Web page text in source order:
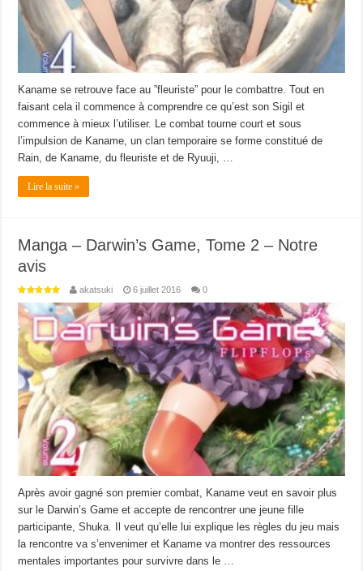
Kaname se retrouve face au ”fleuriste” pour le combattre. Tout en
faisant cela il commence à comprendre ce qu’est son Sigil et
commence à mieux l’utiliser. Le combat tourne court et sous
l’impulsion de Kaname, un clan temporaire se forme constitué de
Rain, de Kaname, du fleuriste et de Ryuuji, …
Lire la suite »
Manga – Darwin’s Game, Tome 2 – Notre
avis
akatsuki 6 juillet 2016 0
Après avoir gagné son premier combat, Kaname veut en savoir plus
sur le Darwin’s Game et accepte de rencontrer une jeune fille
participante, Shuka. Il veut qu’elle lui explique les règles du jeu mais
la rencontre va s’envenimer et Kaname va montrer des ressources
mentales importantes pour survivre dans le …